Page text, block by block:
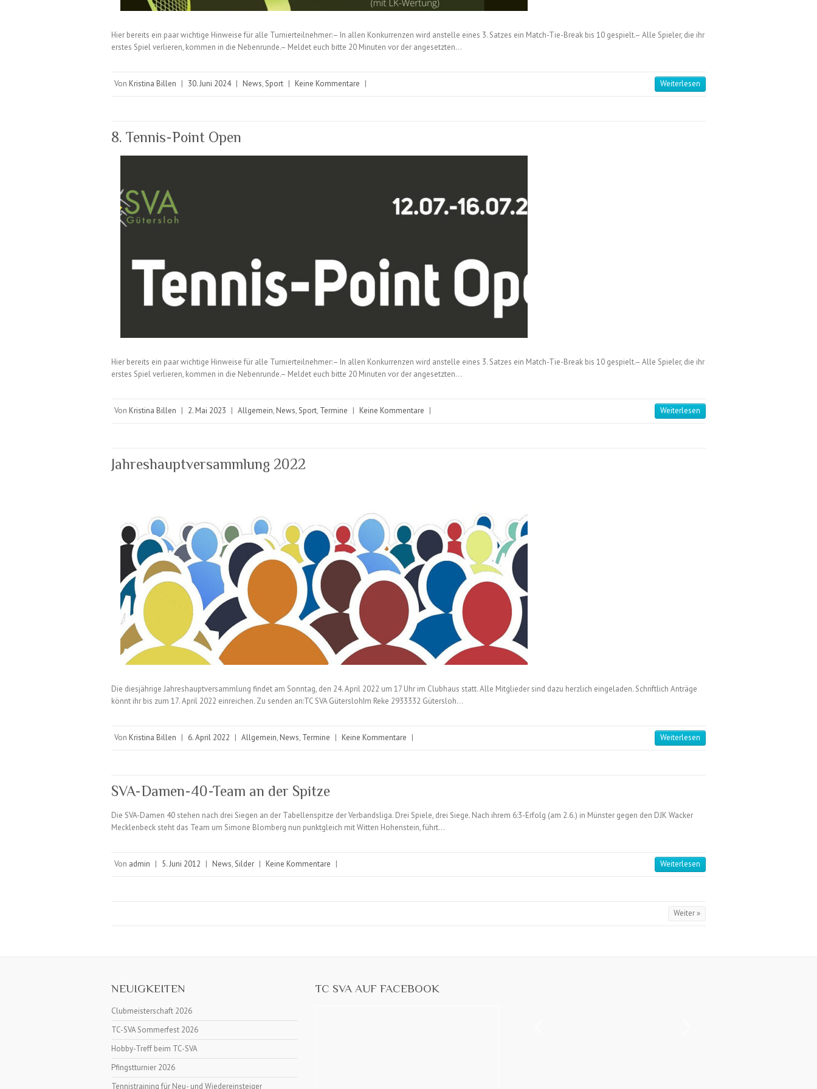
Hier bereits ein paar wichtige Hinweise für alle Turnierteilnehmer:– In allen Konkurrenzen wird anstelle eines 3. Satzes ein Match-Tie-Break bis 10 gespielt.– Alle Spieler, die ihr
erstes Spiel verlieren, kommen in die Nebenrunde.– Meldet euch bitte 20 Minuten vor der angesetzten…
Von Kristina Billen | 30. Juni 2024 | News,Sport | Keine Kommentare | Weiterlesen
8. Tennis-Point Open
Hier bereits ein paar wichtige Hinweise für alle Turnierteilnehmer:– In allen Konkurrenzen wird anstelle eines 3. Satzes ein Match-Tie-Break bis 10 gespielt.– Alle Spieler, die ihr
erstes Spiel verlieren, kommen in die Nebenrunde.– Meldet euch bitte 20 Minuten vor der angesetzten…
Von Kristina Billen | 2. Mai 2023 | Allgemein, News,Sport, Termine | Keine Kommentare | Weiterlesen
Jahreshauptversammlung 2022
Die diesjährige Jahreshauptversammlung findet am Sonntag, den 24. April 2022 um 17 Uhr im Clubhaus statt. Alle Mitglieder sind dazu herzlich eingeladen. Schriftlich Anträge
könnt ihr bis zum 17. April 2022 einreichen. Zu senden an:TC SVA GüterslohIm Reke 2933332 Gütersloh…
Von Kristina Billen | 6. April 2022 | Allgemein, News, Termine | Keine Kommentare | Weiterlesen
SVA-Damen-40-Team an der Spitze
Die SVA-Damen 40 stehen nach drei Siegen an der Tabellenspitze der Verbandsliga. Drei Spiele, drei Siege. Nach ihrem 6:3-Erfolg (am 2.6.) in Münster gegen den DJK Wacker
Mecklenbeck steht das Team um Simone Blomberg nun punktgleich mit Witten Hohenstein, führt…
Von admin | 5. Juni 2012 | News,Silder | Keine Kommentare | Weiterlesen
Weiter »
NEUIGKEITEN
Clubmeisterschaft 2026
TC-SVA Sommerfest 2026
Hobby-Treff beim TC-SVA
Pfingstturnier 2026
Tennistraining für Neu- und Wiedereinsteiger
TC SVA AUF FACEBOOK